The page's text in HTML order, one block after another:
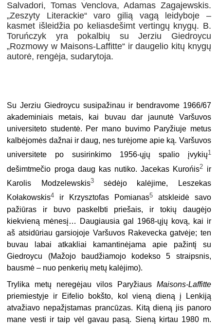
Salvadori, Tomas Venclova, Adamas Zagajewskis.
„Zeszyty Literackie“ varo gilią vagą leidyboje –
kasmet išleidžia po keliasdešimt vertingų knygų. B.
Toruńczyk yra pokalbių su Jerziu Giedroycu
„Rozmowy w Maisons-Laffitte“ ir daugelio kitų knygų
autorė, rengėja, sudarytoja.
Su Jerziu Giedroycu susipažinau ir bendravome 1966/67
akademiniais metais, kai buvau dar jaunutė Varšuvos
universiteto studentė. Per mano buvimo Paryžiuje metus
kalbėjomės dažnai ir daug, nes turėjome apie ką. Varšuvos
universitete po susirinkimo 1956-ųjų spalio įvykių1
dešimtmečio proga daug kas nutiko. Jacekas Kurońis2 ir
Karolis Modzelewskis3sėdėjo kalėjime, Leszekas
Kołakowskis4 ir Krzysztofas Pomianas5atskleidė savo
pažiūras ir buvo paskelbti priešais, ir tokių daugėjo
kiekvieną mėnesį… Daugiausia gal 1968-ųjų kovą, kai ir
aš atsidūriau garsiojoje Varšuvos Rakevecka gatvėje; ten
buvau labai atkakliai kamantinėjama apie pažintį su
Giedroycu (Mažojo baudžiamojo kodekso 5 straipsnis,
bausmė – nuo penkerių metų kalėjimo).
Trylika metų neregėjau vilos Paryžiaus Maisons-Laffitte
priemiestyje ir Eifelio bokšto, kol vieną dieną į Lenkiją
atvažiavo nepažįstamas prancūzas. Kitą dieną jis panoro
mane vesti ir taip vėl gavau pasą. Sieną kirtau 1980 m.